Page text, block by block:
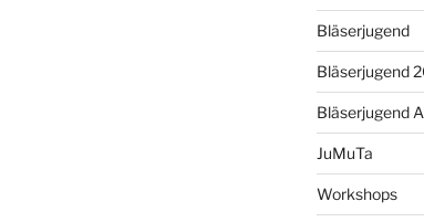
Bläserjugend
Bläserjugend
Bläserjugend
JuMuTa
Workshops